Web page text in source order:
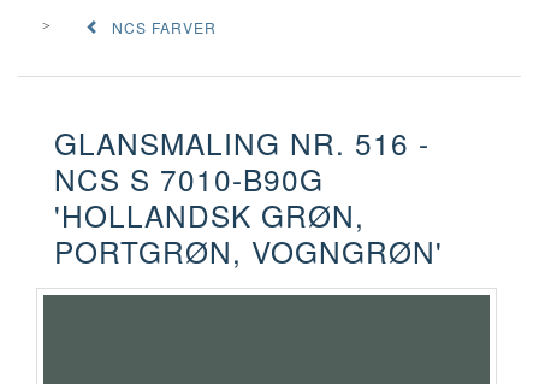
NCS FARVER
GLANSMALING NR. 516 -
NCS S 7010-B90G
'HOLLANDSK GRØN,
PORTGRØN, VOGNGRØN'